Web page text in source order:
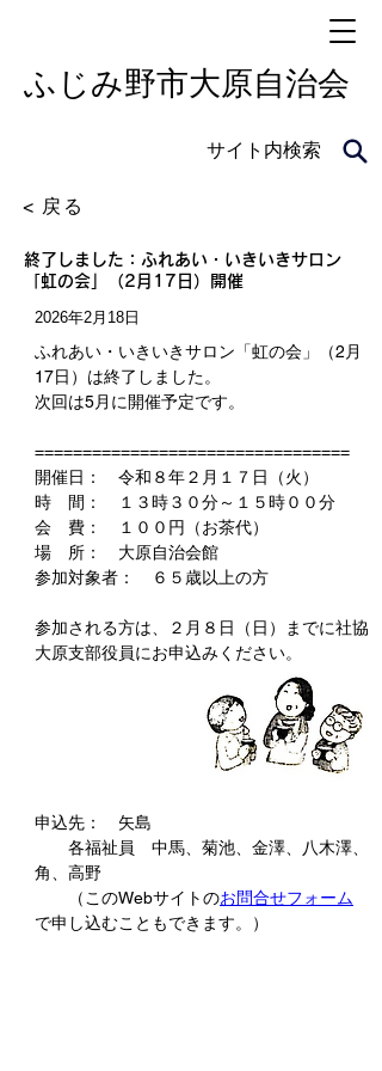
​ふじみ野市大原自治会
サイト内検索
< 戻る
終了しました：ふれあい・いきいきサロン
「虹の会」（2月17日）開催
2026年2月18日
ふれあい・いきいきサロン「虹の会」（2月
17日）は終了しました。
次回は5月に開催予定です。
=================================
開催日：　令和８年２月１７日（火）
時　間：　１３時３０分～１５時００分
会　費：　１００円（お茶代）
場　所：　大原自治会館
参加対象者：　６５歳以上の方
参加される方は、２月８日（日）までに社協
大原支部役員にお申込みください。
申込先：　矢島
各福祉員　中馬、菊池、金澤、八木澤、
角、高野
（このWebサイトのお問合せフォーム
で申し込むこともできます。）